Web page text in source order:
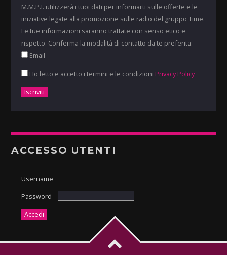
M.M.P.I. utilizzerà i tuoi dati per informarti sulle offerte e le
iniziative legate alla promozione sulle radio del gruppo Time.
Le tue informazioni saranno trattate con senso etico e
rispetto. Conferma la modalità di contatto da te preferita:
Email
Ho letto e accetto i termini e le condizioni Privacy Policy
ACCESSO UTENTI
Username
Password